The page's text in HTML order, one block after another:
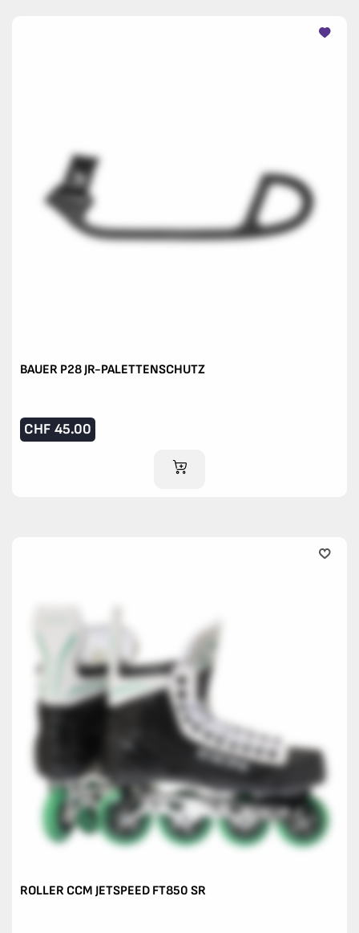
BAUER P28 JR-PALETTENSCHUTZ
CHF 45.00
IM WARENKORB
ROLLER CCM JETSPEED FT850 SR